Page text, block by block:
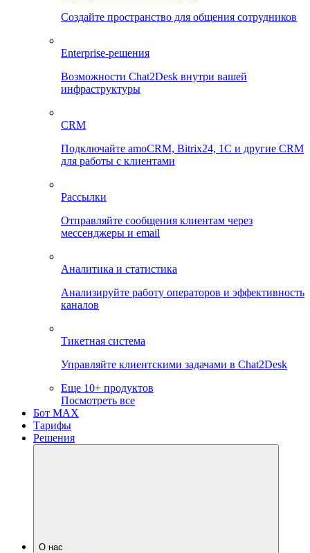
Создайте пространство для общения сотрудников
Enterprise-решения
Возможности Chat2Desk внутри вашей
инфраструктуры
CRM
Подключайте amoCRM, Bitrix24, 1C и другие CRM
для работы с клиентами
Рассылки
Отправляйте сообщения клиентам через
мессенджеры и email
Аналитика и статистика
Анализируйте работу операторов и эффективность
каналов
Тикетная система
Управляйте клиентскими задачами в Chat2Desk
Еще 10+ продуктов
Посмотреть все
Бот MAX
Тарифы
Решения
О нас